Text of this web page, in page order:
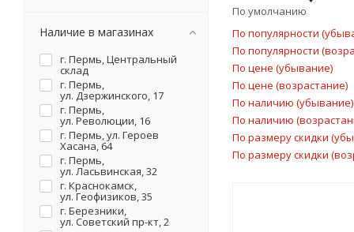
По умолчанию
По популярности
По популярности
По цене (убывание)
По цене (возрастание)
По наличию (убывание)
По наличию
По размеру скидки
По размеру скидки
GROSS
IEK
IRWIN
JET
JONNESWAY
KARCHER
KNIPEX
KRAFTOOL
KWB
Licota
Наличие в магазинах
г. Пермь, Центральный
склад
г. Пермь,
ул. Дзержинского, 17
г. Пермь,
ул. Революции, 16
г. Пермь, ул. Героев
Хасана, 64
г. Пермь,
ул. Ласьвинская, 32
г. Краснокамск,
ул. Геофизиков, 35
г. Березники,
ул. Советский пр-кт, 2